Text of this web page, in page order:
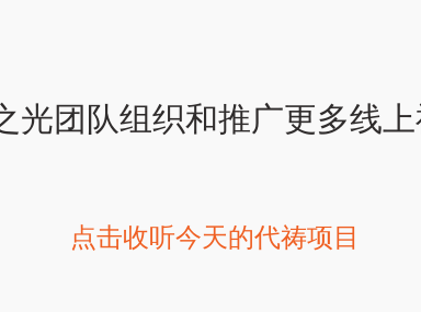
光团队组织和推广更多线
点击收听今天的代祷项目